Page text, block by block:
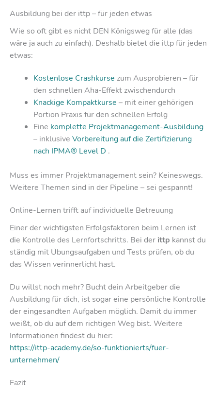
Ausbildung bei der ittp – für jeden etwas
Wie so oft gibt es nicht DEN Königsweg für alle (das
wäre ja auch zu einfach). Deshalb bietet die ittp für jeden
etwas:
Kostenlose Crashkurse zum Ausprobieren – für
den schnellen Aha-Effekt zwischendurch
Knackige Kompaktkurse – mit einer gehörigen
Portion Praxis für den schnellen Erfolg
Eine komplette Projektmanagement-Ausbildung
– inklusiveVorbereitung auf die Zertifizierung
nach IPMA® Level D .
Muss es immer Projektmanagement sein? Keineswegs.
Weitere Themen sind in der Pipeline – sei gespannt!
Online-Lernen trifft auf individuelle Betreuung
Einer der wichtigsten Erfolgsfaktoren beim Lernen ist
die Kontrolle des Lernfortschritts. Bei der ittp kannst du
ständig mit Übungsaufgaben und Tests prüfen, ob du
das Wissen verinnerlicht hast.
Du willst noch mehr? Bucht dein Arbeitgeber die
Ausbildung für dich, ist sogar eine persönliche Kontrolle
der eingesandten Aufgaben möglich. Damit du immer
weißt, ob du auf dem richtigen Weg bist. Weitere
Informationen findest du hier:
https://ittp-academy.de/so-funktionierts/fuer-
unternehmen/
Fazit